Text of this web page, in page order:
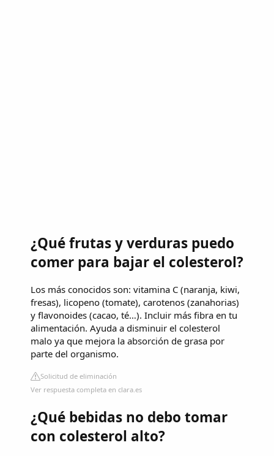
¿Qué frutas y verduras puedo
comer para bajar el colesterol?
Los más conocidos son: vitamina C (naranja, kiwi,
fresas), licopeno (tomate), carotenos (zanahorias)
y flavonoides (cacao, té…). Incluir más fibra en tu
alimentación. Ayuda a disminuir el colesterol
malo ya que mejora la absorción de grasa por
parte del organismo.
Solicitud de eliminación
Ver respuesta completa en clara.es
¿Qué bebidas no debo tomar
con colesterol alto?